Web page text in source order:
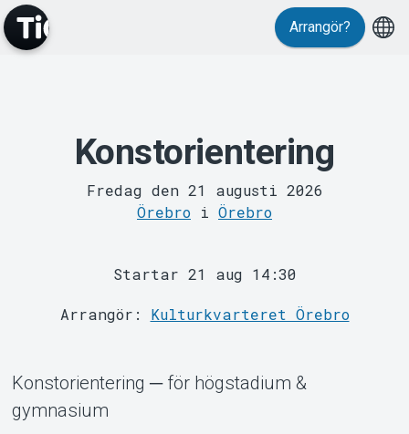
MyTickster
Support
Arrangör?
Konstorientering
Fredag den 21 augusti 2026
Örebro i Örebro
Startar 21 aug 14:30
Arrangör: Kulturkvarteret Örebro
Konstorientering ─ för högstadium &
gymnasium